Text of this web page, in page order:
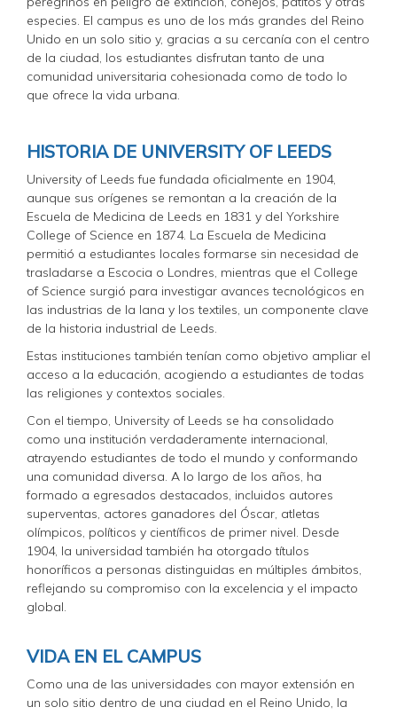
especies. El campus es uno de los más grandes del Reino
Unido en un solo sitio y, gracias a su cercanía con el centro
de la ciudad, los estudiantes disfrutan tanto de una
comunidad universitaria cohesionada como de todo lo
que ofrece la vida urbana.
HISTORIA DE UNIVERSITY OF LEEDS
University of Leeds fue fundada oficialmente en 1904,
aunque sus orígenes se remontan a la creación de la
Escuela de Medicina de Leeds en 1831 y del Yorkshire
College of Science en 1874. La Escuela de Medicina
permitió a estudiantes locales formarse sin necesidad de
trasladarse a Escocia o Londres, mientras que el College
of Science surgió para investigar avances tecnológicos en
las industrias de la lana y los textiles, un componente clave
de la historia industrial de Leeds.
Estas instituciones también tenían como objetivo ampliar el
acceso a la educación, acogiendo a estudiantes de todas
las religiones y contextos sociales.
Con el tiempo, University of Leeds se ha consolidado
como una institución verdaderamente internacional,
atrayendo estudiantes de todo el mundo y conformando
una comunidad diversa. A lo largo de los años, ha
formado a egresados destacados, incluidos autores
superventas, actores ganadores del Óscar, atletas
olímpicos, políticos y científicos de primer nivel. Desde
1904, la universidad también ha otorgado títulos
honoríficos a personas distinguidas en múltiples ámbitos,
reflejando su compromiso con la excelencia y el impacto
global.
VIDA EN EL CAMPUS
Como una de las universidades con mayor extensión en
un solo sitio dentro de una ciudad en el Reino Unido, la